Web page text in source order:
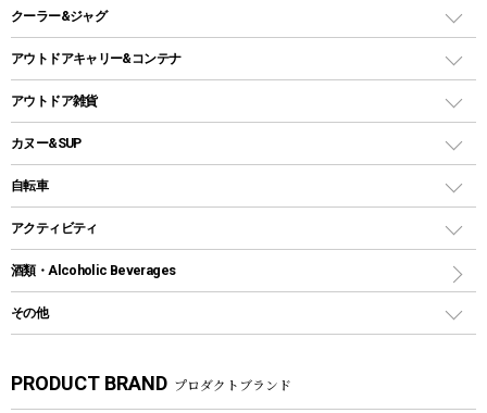
自立式タープ
パラソル
テントアクセサリー
ペグ
グランドシート
ガイドロープ
ツール
ヘッドライト
キャンドル
ガストーチ、ライター
卓上タイプグリル
パーティータイプグリル
鉄板、アミ
焚き火台&ストーブ
火起こし
バーベキューツール
ホットサンドメーカー
クッカーセット
シェラカップ
クッキングツール
ナイフ
カトラリー
マグカップ、カップ
ステンレスボトル
コップ付きタイプ
ワンタッチタイプ
プラスチックボトル
ディズニーボトル
クーラー&ジャグ
クーラーボックス
クーラーバッグ
ウォータージャグ
保冷剤
アウトドアキャリー&コンテナ
アウトドアキャリー
アウトドア雑貨
バックパック&バッグ
リュック、バックパック
トートバッグ、サコッシュ
ショッピングキャリー
その他アウトドア雑貨
カヌー&SUP
インフレータブル
カヤック
パドル
ヘルメット
自転車
折りたたみ自転車
スポーツサイクル
シティサイクル
アクティビティ
マリン
ラッシュガード
酒類・Alcoholic Beverages
その他
湯たんぽ
PRODUCT BRAND プロダクトブランド